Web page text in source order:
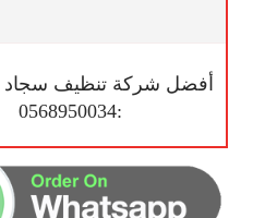
أفضل شركة تنظيف سجاد
:0568950034